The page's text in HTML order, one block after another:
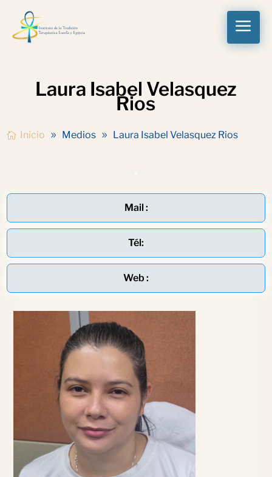
a
Laura Isabel Velasquez
Rios
Inicio Medios Laura Isabel Velasquez Rios
Mail :
Tél:
Web :